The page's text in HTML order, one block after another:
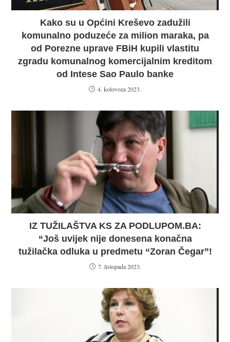
Kako su u Općini Kreševo zadužili
komunalno poduzeće za milion maraka, pa
od Porezne uprave FBiH kupili vlastitu
zgradu komunalnog komercijalnim kreditom
od Intese Sao Paulo banke
4. kolovoza 2023.
IZ TUŽILAŠTVA KS ZA PODLUPOM.BA:
“Još uvijek nije donesena konačna
tužilačka odluka u predmetu “Zoran Čegar”!
7. listopada 2023.